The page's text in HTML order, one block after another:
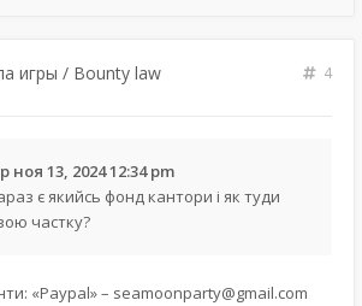
игры / Bounty law
4
ноя 13, 2024 12:34 pm
є якийсь фонд кантори і як туди
частку?
«Paypal» – seamoonparty@gmail.com